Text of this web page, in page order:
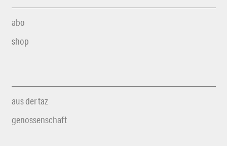
abo
shop
aus der taz
genossenschaft